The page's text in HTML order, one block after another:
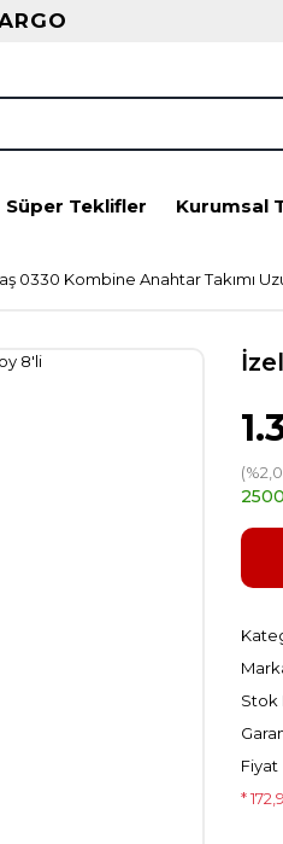
Süper Teklifler Kurumsal
0330 Kombine Anahtar Takımı
Stok
Fiyat
*